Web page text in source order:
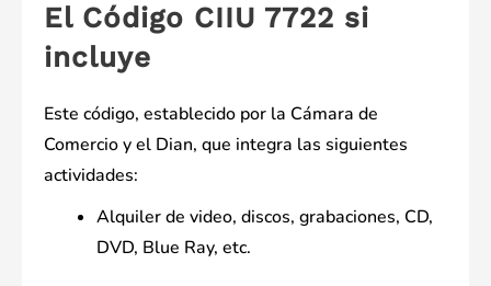
El Código CIIU 7722 si
incluye
Este código, establecido por la Cámara de
Comercio y el Dian, que integra las siguientes
actividades:
Alquiler de video, discos, grabaciones, CD,
DVD, Blue Ray, etc.